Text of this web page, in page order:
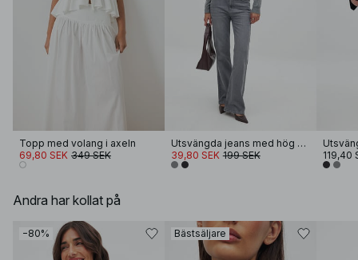
Topp med volang i axeln
69,80 SEK 349 SEK
Utsvängda jeans med hög midja
39,80 SEK 199 SEK 119,40
Andra har kollat på
−80% Bästsäljare